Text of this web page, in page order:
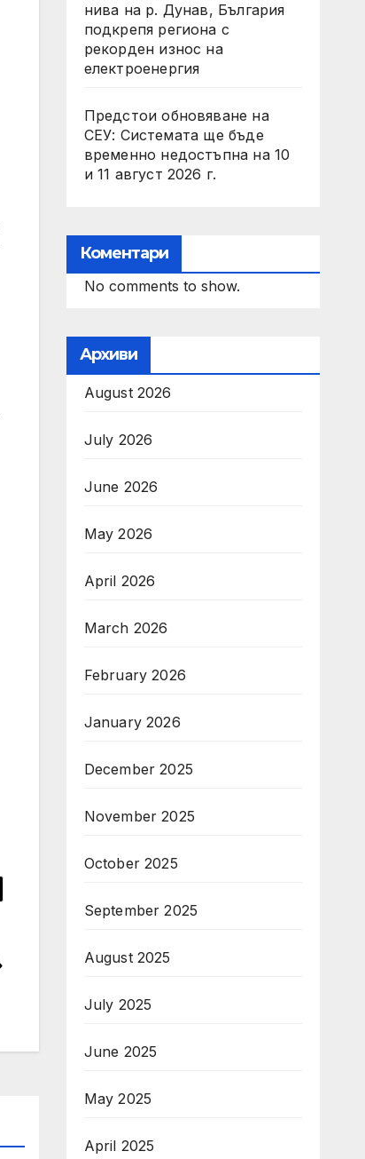
нива на р. Дунав, България
подкрепя региона с
рекорден износ на
електроенергия
Предстои обновяване на
СЕУ: Системата ще бъде
временно недостъпна на 10
и 11 август 2026 г.
Коментари
No comments to show.
Архиви
August 2026
July 2026
June 2026
May 2026
April 2026
March 2026
February 2026
January 2026
December 2025
November 2025
October 2025
September 2025
August 2025
July 2025
June 2025
May 2025
April 2025